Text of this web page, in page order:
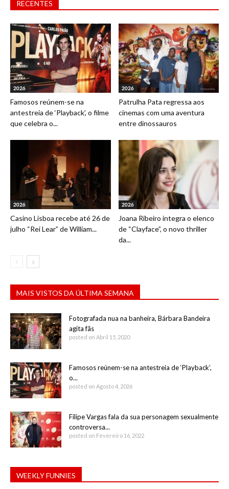
RECENTES
2026
Famosos reúnem-se na
antestreia de ‘Playback’, o filme
que celebra o...
2026
Patrulha Pata regressa aos
cinemas com uma aventura
entre dinossauros
2026
Casino Lisboa recebe até 26 de
julho “Rei Lear” de William...
2026
Joana Ribeiro integra o elenco
de “Clayface”, o novo thriller
da...
MAIS VISTOS DA ÚLTIMA SEMANA
Fotografada nua na banheira, Bárbara Bandeira
agita fãs
posted on Abril 15, 2020
Famosos reúnem-se na antestreia de ‘Playback’,
o...
posted on Agosto 4, 2026
Filipe Vargas fala da sua personagem sexualmente
controversa...
posted on Fevereiro 16, 2022
WEEKLY FUNNIES